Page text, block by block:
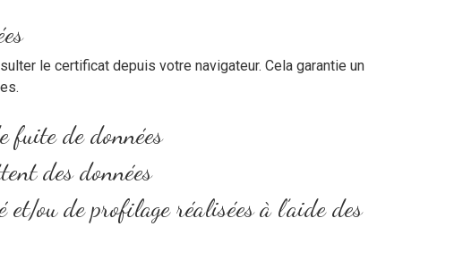
le certificat depuis votre navigateur. Cela garantie un
fuite de données
des données
ou de profilage réalisées à l’aide des